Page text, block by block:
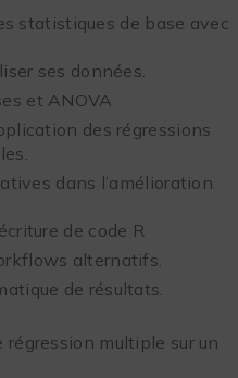
statistiques de base avec
ses données.
et ANOVA
des régressions
dans l’amélioration
de code R
alternatifs.
de résultats.
régression multiple sur un